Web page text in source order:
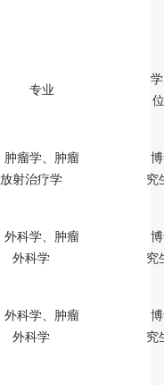
专业
位
肿瘤学、肿瘤
放射治疗学
究
外科学、肿瘤
外科学
究
外科学、肿瘤
外科学
究